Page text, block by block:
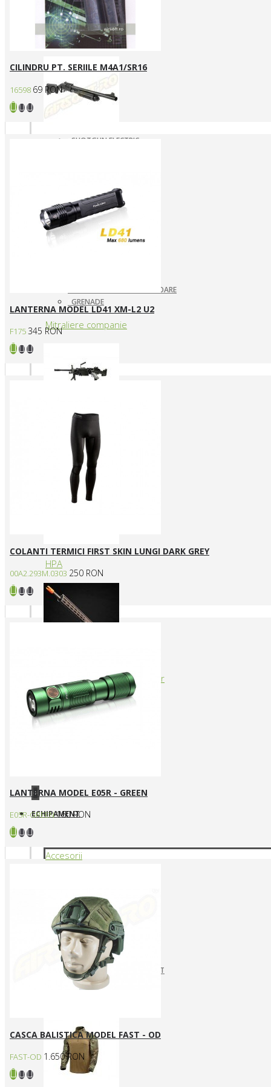
SNIPERE GAZ/CO2
SNIPERE MANUALE
Shotgun
SHOTGUN ELECTRIC
Mass destruction
ARUNCATOARE / LANSATOARE
GRENADE
Mitraliere companie
MITRALIERE ELECTRICE
Arme CUSTOM
HPA
Arme cu actionare prin levier
+
ECHIPAMENT
Accesorii
CURELE REPLICI AIRSOFT
HUSE SI GENTI TRANSPORT
Articole vestimentare
CILINDRU PT. SERIILE M4A1/SR16
16598 69 RON
LANTERNA MODEL LD41 XM-L2 U2
F175 345 RON
COLANTI TERMICI FIRST SKIN LUNGI DARK GREY
00A2.293M.0303 250 RON
LANTERNA MODEL E05R - GREEN
E05R-GREEN160 RON
CASCA BALISTICA MODEL FAST - OD
FAST-OD 1.650 RON